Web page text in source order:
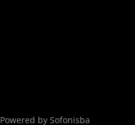
Powered by Sofonisba